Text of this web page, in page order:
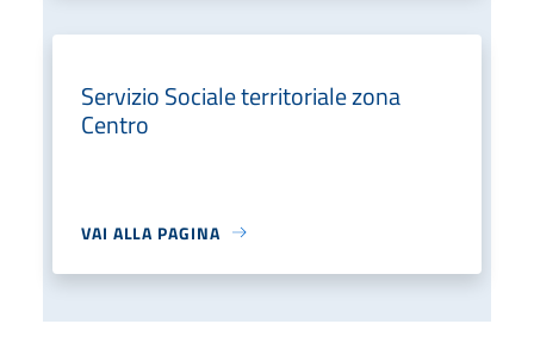
Servizio Sociale territoriale zona
Centro
VAI ALLA PAGINA